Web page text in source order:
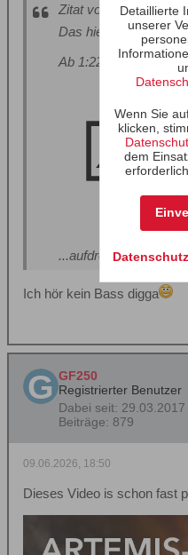
Zitat von
Clara
Das hier finde ich
Ab 1:22 Minuten
...aufdrehen!
Ich hör kein Bass digga
GF250
Registrierter Benutzer
Dabei seit: 29.03.2017
Beiträge: 879
09.06.2026, 18:50
Dieses Video is schon fast
Detaillierte
unserer
Wenn Sie
klicken,
dem